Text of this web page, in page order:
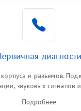
и разъемов.
звуковых сигналов
и выходного
отключение основного
Подробнее